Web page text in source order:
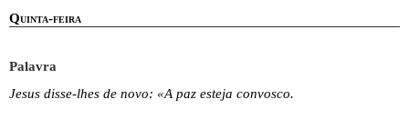
Quinta-feira
Palavra
Jesus disse-lhes de novo: «A paz esteja convosco.